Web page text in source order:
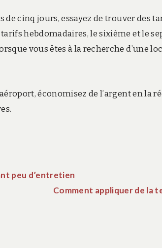
cinq jours, essayez de trouver des
hebdomadaires, le sixième et le
vous êtes à la recherche d’une
économisez de l’argent en la
peu d’entretien
Comment appliquer de la